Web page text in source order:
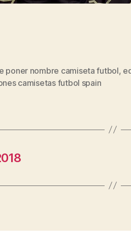
poner nombre camiseta futbol,
camisetas futbol spain